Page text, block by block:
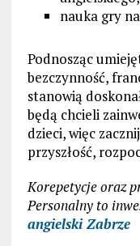
nauka gry
Podnosząc
bezczynność,
stanowią
będą chcieli
dzieci, więc
przyszłość,
Korepetycje oraz
Personalny to
angielski Zabrze